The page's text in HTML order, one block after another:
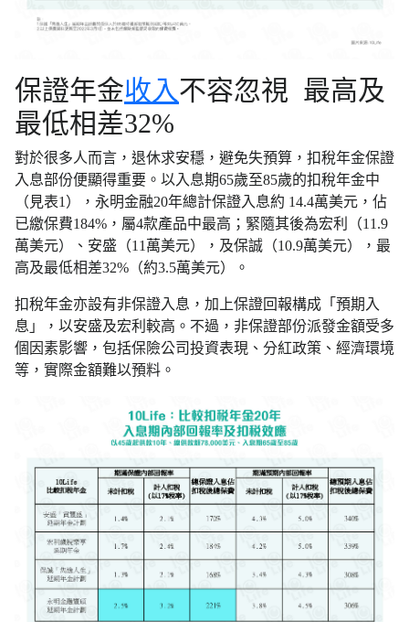
保證年金收入不容忽視 最高及
最低相差32%
對於很多人而言，退休求安穩，避免失預算，扣稅年金保證
入息部份便顯得重要。以入息期65歲至85歲的扣稅年金中
（見表1），永明金融20年總計保證入息約 14.4萬美元，佔
已繳保費184%，屬4款產品中最高；緊隨其後為宏利（11.9
萬美元）、安盛（11萬美元），及保誠（10.9萬美元），最
高及最低相差32%（約3.5萬美元）。
扣稅年金亦設有非保證入息，加上保證回報構成「預期入
息」，以安盛及宏利較高。不過，非保證部份派發金額受多
個因素影響，包括保險公司投資表現、分紅政策、經濟環境
等，實際金額難以預料。